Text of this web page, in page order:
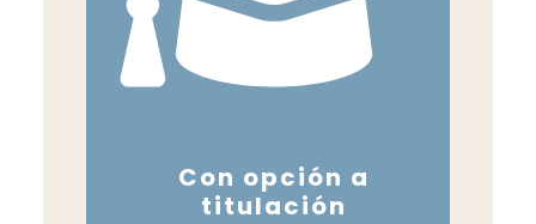
Con opción a
titulación